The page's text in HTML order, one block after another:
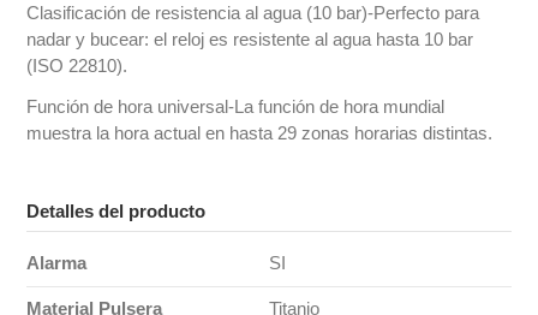
Clasificación de resistencia al agua (10 bar)-Perfecto para
nadar y bucear: el reloj es resistente al agua hasta 10 bar
(ISO 22810).
Función de hora universal-La función de hora mundial
muestra la hora actual en hasta 29 zonas horarias distintas.
Detalles del producto
Alarma SI
Material Pulsera Titanio